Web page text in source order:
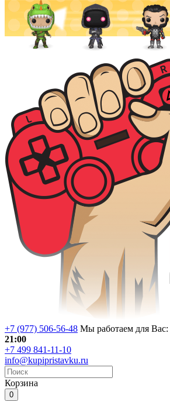
+7 (977) 506-56-48 Мы работаем для Вас:
21:00
+7 499 841-11-10
info@kupipristavku.ru
Корзина
0